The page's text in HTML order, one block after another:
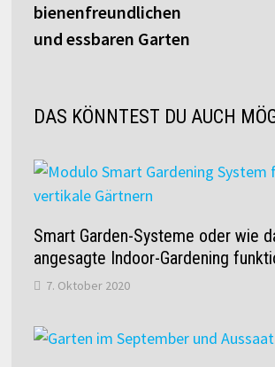
bienenfreundlichen
und essbaren Garten
DAS KÖNNTEST DU AUCH
Smart Garden-Systeme oder wie
angesagte Indoor-Gardening
7. Oktober 2020